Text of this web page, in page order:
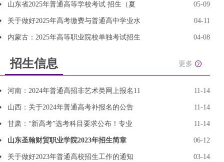
山东省2025年普通高等学校考试 招生（夏 05-09
关于做好2025年高考缴费与普通高中学业水 04-11
内蒙古：2025年高等职业院校单独考试招生 04-08
招生信息 更多
河南：2024年普通高招非艺术类网上报名11 11-14
山西：关于2024年普通高考补报名的公告 11-14
甘肃：“新高考”选考科目要求公布！专业 11-14
山东圣翰财贸职业学院2023年招生简章 06-12
关于做好2023年普通高校招生工作的通知 03-14